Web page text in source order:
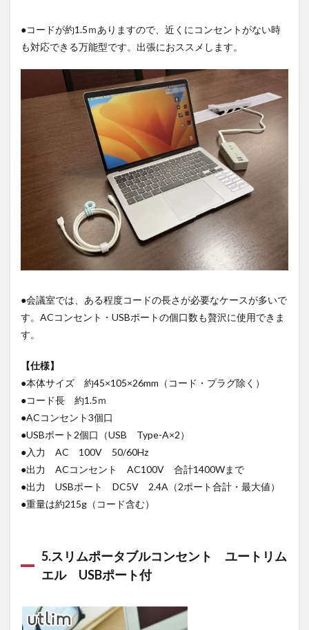
●コードが約1.5ｍありますので、近くにコンセントがない時
も対応できる万能型です。出張におススメします。
●会議室では、ある程度コードの長さが必要なケースが多いで
す。ACコンセント・USBポートの個口数も贅沢に使用できま
す。
【仕様】
●本体サイズ 約45×105×26mm（コード・プラグ除く）
●コード長 約1.5ｍ
●ACコンセント3個口
●USBポート2個口（USB Type-A×2）
●入力 AC 100V 50/60Hz
●出力 ACコンセント AC100V 合計1400Wまで
●出力 USBポート DC5V 2.4A（2ポート合計・最大値）
●重量は約215g（コード含む）
5.スリムポータブルコンセント ユートリム
エル USBポート付